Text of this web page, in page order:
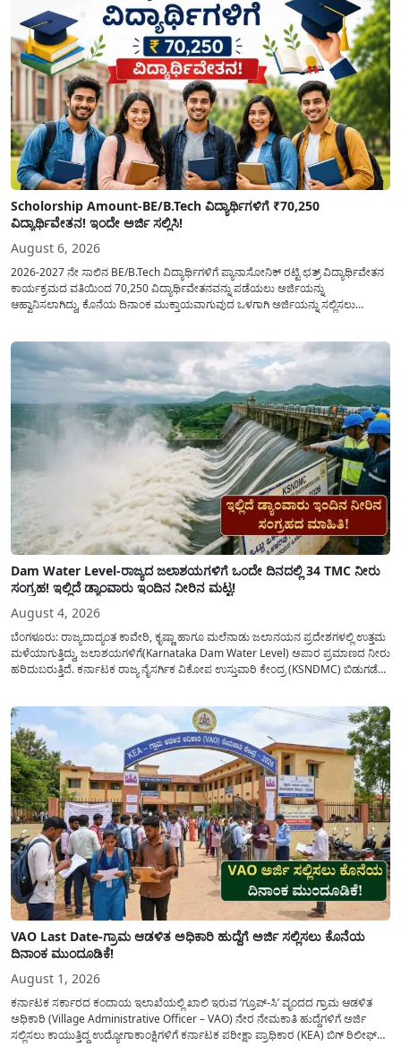
Scholorship Amount-BE/B.Tech ವಿದ್ಯಾರ್ಥಿಗಳಿಗೆ ₹70,250
ವಿದ್ಯಾರ್ಥಿವೇತನ! ಇಂದೇ ಅರ್ಜಿ ಸಲ್ಲಿಸಿ!
August 6, 2026
2026-2027 ನೇ ಸಾಲಿನ BE/B.Tech ವಿದ್ಯಾರ್ಥಿಗಳಿಗೆ ಪ್ಯಾನಾಸೋನಿಕ್ ರಟ್ಟಿ ಛತ್ರ್ ವಿದ್ಯಾರ್ಥಿವೇತನ
ಕಾರ್ಯಕ್ರಮದ ವತಿಯಿಂದ 70,250 ವಿದ್ಯಾರ್ಥಿವೇತನವನ್ನು ಪಡೆಯಲು ಅರ್ಜಿಯನ್ನು
ಆಹ್ವಾನಿಸಲಾಗಿದ್ದು, ಕೊನೆಯ ದಿನಾಂಕ ಮುಕ್ತಾಯವಾಗುವುದ ಒಳಗಾಗಿ ಅರ್ಜಿಯನ್ನು ಸಲ್ಲಿಸಲು
ಜಾರಿಗೆ...
Dam Water Level-ರಾಜ್ಯದ ಜಲಾಶಯಗಳಿಗೆ ಒಂದೇ ದಿನದಲ್ಲಿ 34 TMC ನೀರು
ಸಂಗ್ರಹ! ಇಲ್ಲಿದೆ ಡ್ಯಾಂವಾರು ಇಂದಿನ ನೀರಿನ ಮಟ್ಟ!
August 4, 2026
ಬೆಂಗಳೂರು: ರಾಜ್ಯದಾದ್ಯಂತ ಕಾವೇರಿ, ಕೃಷ್ಣಾ ಹಾಗೂ ಮಲೆನಾಡು ಜಲಾನಯನ ಪ್ರದೇಶಗಳಲ್ಲಿ ಉತ್ತಮ
ಮಳೆಯಾಗುತ್ತಿದ್ದು, ಜಲಾಶಯಗಳಿಗೆ(Karnataka Dam Water Level) ಅಪಾರ ಪ್ರಮಾಣದ ನೀರು
ಹರಿದುಬರುತ್ತಿದೆ. ಕರ್ನಾಟಕ ರಾಜ್ಯ ನೈಸರ್ಗಿಕ ವಿಕೋಪ ಉಸ್ತುವಾರಿ ಕೇಂದ್ರ (KSNDMC) ಬಿಡುಗಡೆ
VAO Last Date-ಗ್ರಾಮ ಆಡಳಿತ ಅಧಿಕಾರಿ ಹುದ್ದೆಗೆ ಅರ್ಜಿ ಸಲ್ಲಿಸಲು ಕೊನೆಯ
ದಿನಾಂಕ ಮುಂದೂಡಿಕೆ!
August 1, 2026
ಕರ್ನಾಟಕ ಸರ್ಕಾರದ ಕಂದಾಯ ಇಲಾಖೆಯಲ್ಲಿ ಖಾಲಿ ಇರುವ ‘ಗ್ರೂಪ್-ಸಿ’ ವೃಂದದ ಗ್ರಾಮ ಆಡಳಿತ
ಅಧಿಕಾರಿ (Village Administrative Officer – VAO) ನೇರ ನೇಮಕಾತಿ ಹುದ್ದೆಗಳಿಗೆ ಅರ್ಜಿ
ಸಲ್ಲಿಸಲು ಕಾಯುತ್ತಿದ್ದ ಉದ್ಯೋಗಾಕಾಂಕ್ಷಿಗಳಿಗೆ ಕರ್ನಾಟಕ ಪರೀಕ್ಷಾ ಪ್ರಾಧಿಕಾರ (KEA) ಬಿಗ್ ರಿಲೀಫ್